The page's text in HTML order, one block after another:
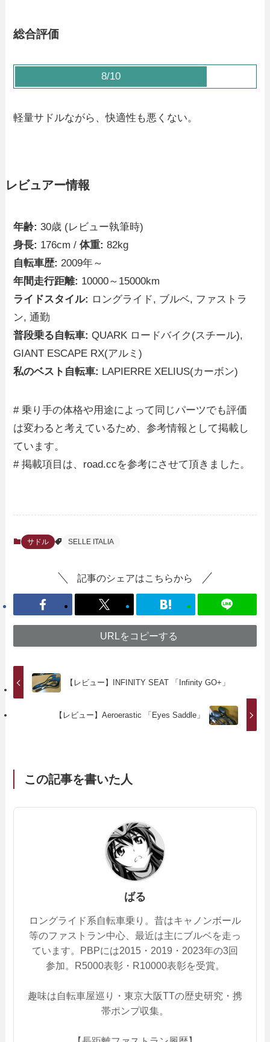
総合評価
8/10
軽量サドルながら、快適性も悪くない。
レビュアー情報
年齢: 30歳 (レビュー執筆時)
身長: 176cm /体重: 82kg
自転車歴: 2009年～
年間走行距離: 10000～15000km
ライドスタイル: ロングライド, ブルベ, ファストラ
ン, 通勤
普段乗る自転車: QUARK ロードバイク(スチール),
GIANT ESCAPE RX(アルミ)
私のベスト自転車: LAPIERRE XELIUS(カーボン)
# 乗り手の体格や用途によって同じパーツでも評価
は変わると考えているため、参考情報として掲載し
ています。
# 掲載項目は、road.ccを参考にさせて頂きました。
サドル SELLE ITALIA
記事のシェアはこちらから
URLをコピーする
【レビュー】INFINITY SEAT 「Infinity GO+」
【レビュー】Aeroerastic 「Eyes Saddle」
この記事を書いた人
ばる
ロングライド系自転車乗り。昔はキャノンボール
等のファストラン中心、最近は主にブルベを走っ
ています。PBPには2015・2019・2023年の3回
参加。R5000表彰・R10000表彰を受賞。
趣味は自転車屋巡り・東京大阪TTの歴史研究・携
帯ポンプ収集。